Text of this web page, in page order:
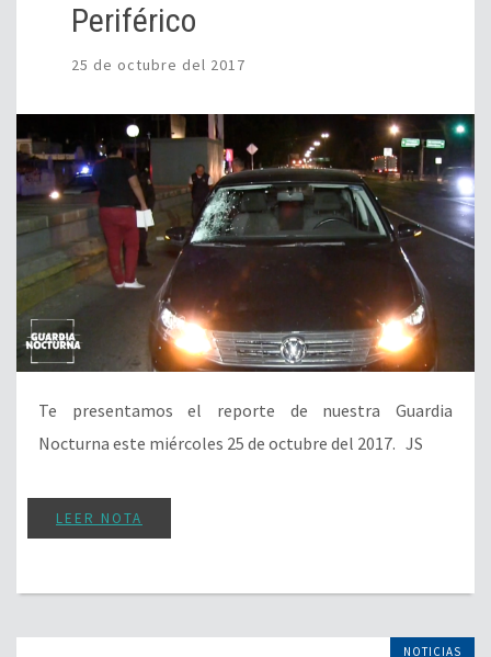
Periférico
25 de octubre del 2017
Te presentamos el reporte de nuestra Guardia
Nocturna este miércoles 25 de octubre del 2017. JS
LEER NOTA
NOTICIAS